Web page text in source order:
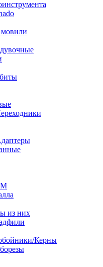
из них
Керны